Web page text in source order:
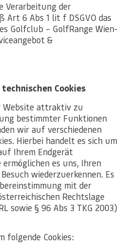
Verarbeitung der
6 Abs 1 lit f DSGVO das
Golfclub – GolfRange Wien-
&
technischen Cookies
Website attraktiv zu
bestimmter Funktionen
wir auf verschiedenen
Hierbei handelt es sich um
Ihrem Endgerät
es uns, Ihren
wiederzuerkennen. Es
mit der
Rechtslage
sowie § 96 Abs 3 TKG 2003)
folgende Cookies: